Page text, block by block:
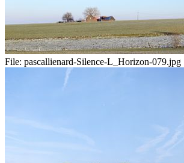
File: pascallienard-Silence-L_Horizon-079.jpg